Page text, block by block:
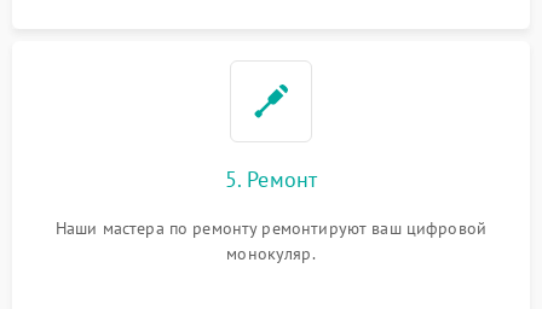
5. Ремонт
Наши мастера по ремонту ремонтируют ваш цифровой
монокуляр.